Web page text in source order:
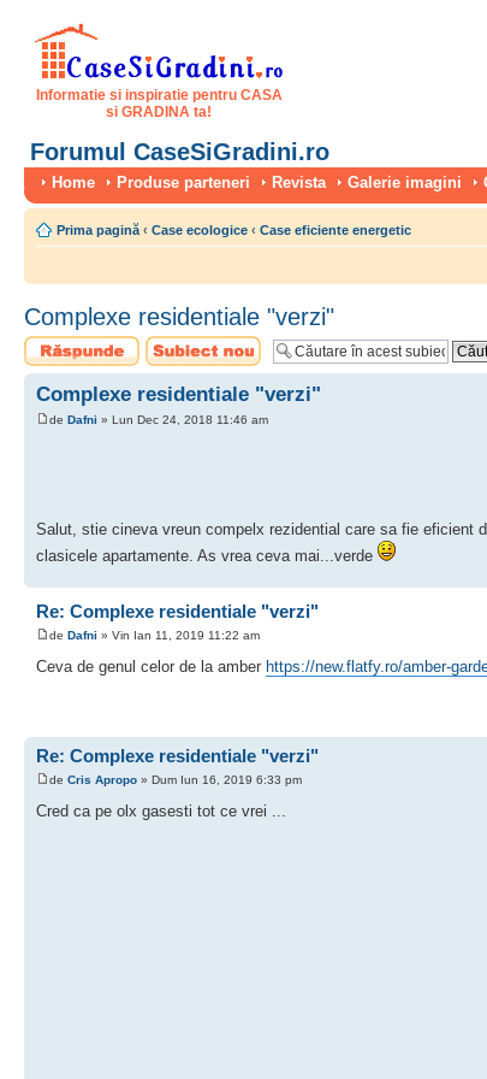
Informatie si inspiratie pentru CASA
si GRADINA ta!
Forumul CaseSiGradini.ro
Home Produse parteneri Revista Galerie imagini
Prima pagină ‹ Case ecologice ‹ Case eficiente energetic
Complexe residentiale "verzi"
Scrie un răspuns
Scrie un subiect
nou
Complexe residentiale "verzi"
de Dafni » Lun Dec 24, 2018 11:46 am
Salut, stie cineva vreun compelx rezidential care sa fie eficient
clasicele apartamente. As vrea ceva mai...verde
Re: Complexe residentiale "verzi"
de Dafni » Vin Ian 11, 2019 11:22 am
Ceva de genul celor de la amber https://new.flatfy.ro/amber-
Re: Complexe residentiale "verzi"
de Cris Apropo » Dum Iun 16, 2019 6:33 pm
Cred ca pe olx gasesti tot ce vrei ...